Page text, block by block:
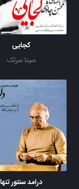
کجایی
سینا سرلک
درامد سنتور تنها